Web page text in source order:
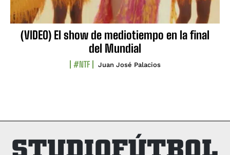
(VIDEO) El show de mediotiempo en la final
del Mundial
#NTF Juan José Palacios